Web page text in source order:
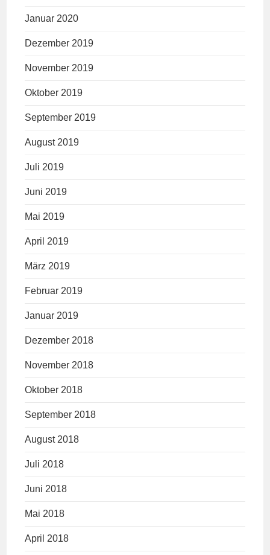
Januar 2020
Dezember 2019
November 2019
Oktober 2019
September 2019
August 2019
Juli 2019
Juni 2019
Mai 2019
April 2019
März 2019
Februar 2019
Januar 2019
Dezember 2018
November 2018
Oktober 2018
September 2018
August 2018
Juli 2018
Juni 2018
Mai 2018
April 2018